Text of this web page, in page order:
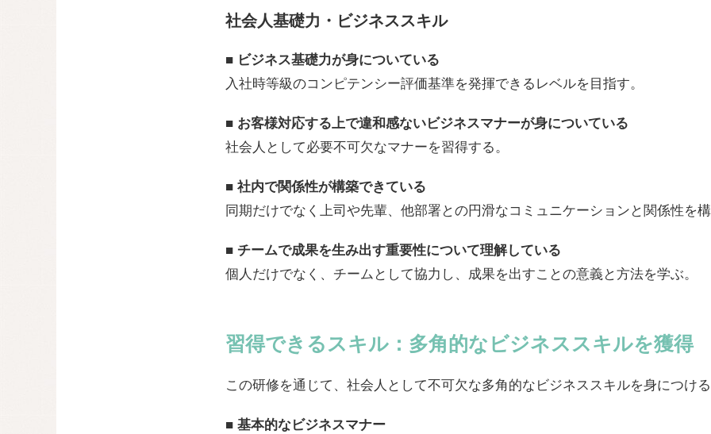
社会人基礎力・ビジネススキル
■ ビジネス基礎力が身についている
入社時等級のコンピテンシー評価基準を発揮できるレベルを目指す。
■ お客様対応する上で違和感ないビジネスマナーが身についている
社会人として必要不可欠なマナーを習得する。
■ 社内で関係性が構築できている
同期だけでなく上司や先輩、他部署との円滑なコミュニケーションと関係性を
■ チームで成果を生み出す重要性について理解している
個人だけでなく、チームとして協力し、成果を出すことの意義と方法を学ぶ。
習得できるスキル：多角的なビジネススキルを獲得
この研修を通じて、社会人として不可欠な多角的なビジネススキルを身につけ
■ 基本的なビジネスマナー